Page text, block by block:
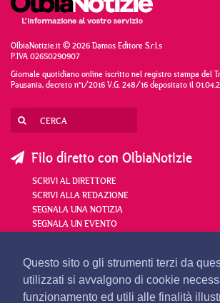
Questo sito o gli strumenti terzi da
utilizzati si avvalgono di cookie
funzionamento ed utili alle finalità
OlbiaNotizie.it © 2026 Damos Editore S.r.l.s
P.IVA 02650290907
Giornale quotidiano online iscritto nel registro stampa del
Pausania, decreto n°1/2016 V.G. 248/16 depositato il
Filo diretto con OlbiaNotizie
SCRIVI AL DIRETTORE
SCRIVI ALLA REDAZIONE
SEGNALA UNA NOTIZIA
SEGNALA UN EVENTO
redazione@olbianotizie.it